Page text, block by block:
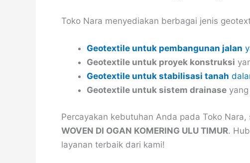
Toko Nara menyediakan berbagai jenis
Geotextile untuk pembangunan jalan
Geotextile untuk proyek konstruksi
Geotextile untuk stabilisasi tanah
Geotextile untuk sistem drainase
Percayakan kebutuhan Anda pada Toko
WOVEN DI OGAN KOMERING ULU TIMUR.
layanan terbaik dari kami!